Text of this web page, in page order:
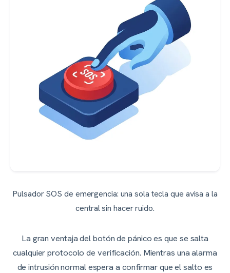
Pulsador SOS de emergencia: una sola tecla que avisa a la
central sin hacer ruido.
La gran ventaja del botón de pánico es que se salta
cualquier protocolo de verificación. Mientras una alarma
de intrusión normal espera a confirmar que el salto es